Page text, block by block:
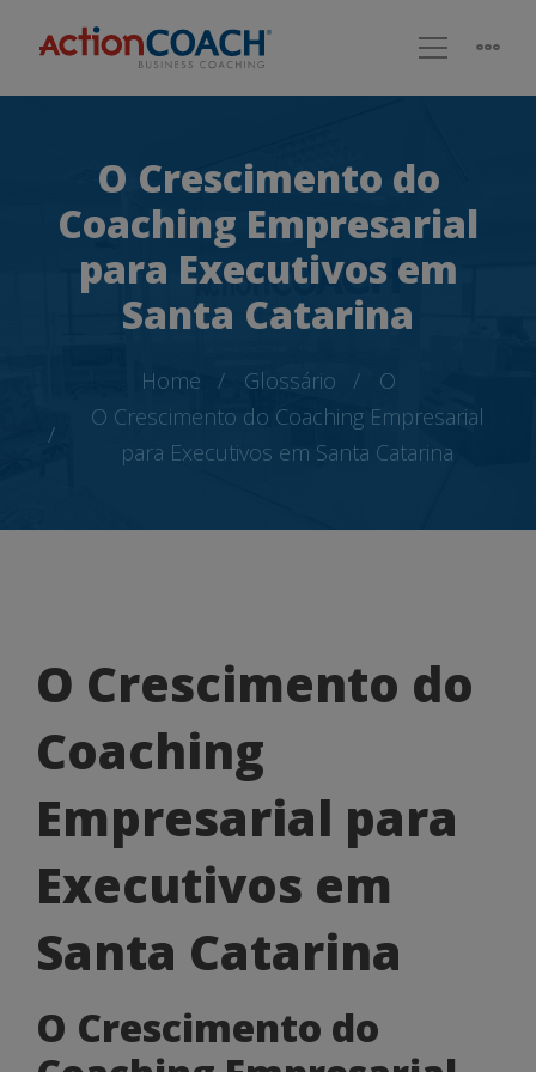
O Crescimento do
Coaching Empresarial
para Executivos em
Santa Catarina
Home Glossário
O
O Crescimento do Coaching Empresarial
para Executivos em Santa Catarina
O
Crescimento
do
Coaching
Empresarial
para
Executivos
Santa
O Crescimento do
Coaching
Empresarial para
Executivos em
Santa Catarina
O Crescimento do